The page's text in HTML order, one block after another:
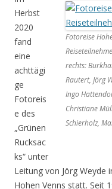
Fotoreise
rechts:
Rautert, Jörg
Ingo
Christiane
Schierholz,
Herbst
2020
fand
eine
achttägi
ge
Fotoreis
e des
„Grünen
Rucksac
ks“ unter
Leitung von Jörg Weyde
Hohen Venns statt. Seit